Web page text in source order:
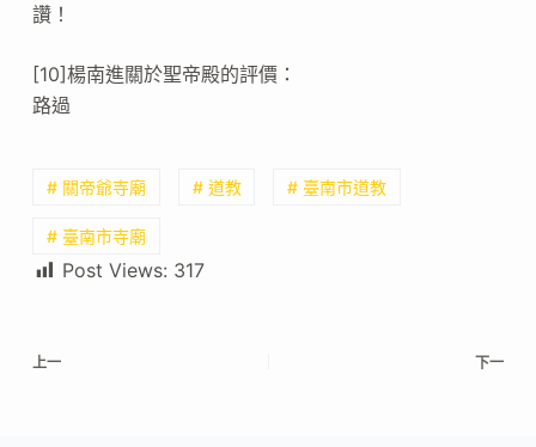
讚！
[10]楊南進關於聖帝殿的評價：
路過
# 關帝爺寺廟 # 道教 # 臺南市道教
# 臺南市寺廟
Post Views: 317
上一 下一